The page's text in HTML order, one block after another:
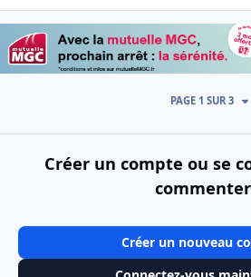
PAGE 1 SUR 3
Créer un compte ou se
commenter
Créer un nouveau